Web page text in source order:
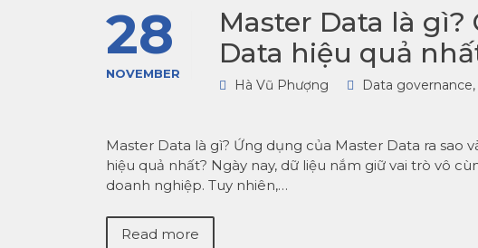
28
NOVEMBER
Master Data là
Data hiệu quả
Hà Vũ Phượng Data governance,
Master Data là gì? Ứng dụng của Master Data ra sao
hiệu quả nhất? Ngày nay, dữ liệu nắm giữ vai trò vô
doanh nghiệp. Tuy nhiên,…
Read more